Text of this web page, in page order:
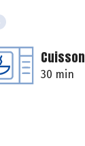
Cuisson
30 min